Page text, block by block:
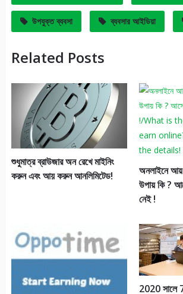
উপযুক্ত ব্যবসা ব্যবসার আইডিয়া
Related Posts
শুধুমাত্র ব্রাউজার অন রেখে মাইনিং
করুন এবং আয় করুন আনলিমিটেড!
অনলাইনে আয়
উপায় কি ?
নেই !
2020 সালে